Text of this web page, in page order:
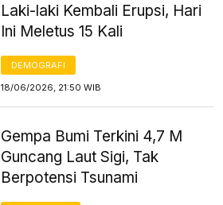
Laki-laki Kembali Erupsi, Hari
Ini Meletus 15 Kali
DEMOGRAFI
18/06/2026, 21:50 WIB
Gempa Bumi Terkini 4,7 M
Guncang Laut Sigi, Tak
Berpotensi Tsunami